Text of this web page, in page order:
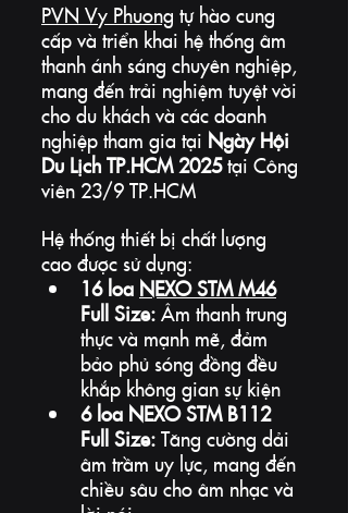
PVN Vy Phuong tự hào cung
cấp và triển khai hệ thống âm
thanh ánh sáng chuyên nghiệp,
mang đến trải nghiệm tuyệt vời
cho du khách và các doanh
nghiệp tham gia ​tại Ngày Hội
Du Lịch TP.HCM 2025 tại Công
viên 23/9 TP.HCM
Hệ thống thiết bị chất lượng
cao được sử dụng:
16 loa NEXO STM M46
Full Size: Âm thanh trung
thực và mạnh mẽ, đảm
bảo phủ sóng đồng đều
khắp không gian sự kiện
6 loa NEXO STM B112
Full Size: Tăng cường dải
âm trầm uy lực, mang đến
chiều sâu cho âm nhạc và